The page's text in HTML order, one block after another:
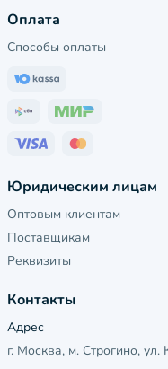
Оплата
Способы оплаты
Юридическим лицам
Оптовым клиентам
Поставщикам
Реквизиты
Контакты
Адрес
г. Москва, м. Строгино, ул.